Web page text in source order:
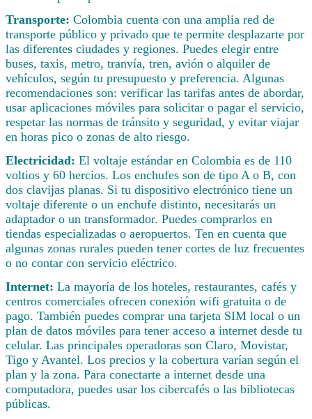
Transporte: Colombia cuenta con una amplia red de
transporte público y privado que te permite desplazarte por
las diferentes ciudades y regiones. Puedes elegir entre
buses, taxis, metro, tranvía, tren, avión o alquiler de
vehículos, según tu presupuesto y preferencia. Algunas
recomendaciones son: verificar las tarifas antes de abordar,
usar aplicaciones móviles para solicitar o pagar el servicio,
respetar las normas de tránsito y seguridad, y evitar viajar
en horas pico o zonas de alto riesgo.
Electricidad: El voltaje estándar en Colombia es de 110
voltios y 60 hercios. Los enchufes son de tipo A o B, con
dos clavijas planas. Si tu dispositivo electrónico tiene un
voltaje diferente o un enchufe distinto, necesitarás un
adaptador o un transformador. Puedes comprarlos en
tiendas especializadas o aeropuertos. Ten en cuenta que
algunas zonas rurales pueden tener cortes de luz frecuentes
o no contar con servicio eléctrico.
Internet: La mayoría de los hoteles, restaurantes, cafés y
centros comerciales ofrecen conexión wifi gratuita o de
pago. También puedes comprar una tarjeta SIM local o un
plan de datos móviles para tener acceso a internet desde tu
celular. Las principales operadoras son Claro, Movistar,
Tigo y Avantel. Los precios y la cobertura varían según el
plan y la zona. Para conectarte a internet desde una
computadora, puedes usar los cibercafés o las bibliotecas
públicas.